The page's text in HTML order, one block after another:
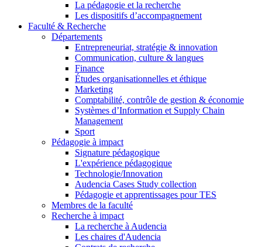
La pédagogie et la recherche
Les dispositifs d’accompagnement
Faculté & Recherche
Départements
Entrepreneuriat, stratégie & innovation
Communication, culture & langues
Finance
Études organisationnelles et éthique
Marketing
Comptabilité, contrôle de gestion & économie
Systèmes d’Information et Supply Chain
Management
Sport
Pédagogie à impact
Signature pédagogique
L'expérience pédagogique
Technologie/Innovation
Audencia Cases Study collection
Pédagogie et apprentissages pour TES
Membres de la faculté
Recherche à impact
La recherche à Audencia
Les chaires d'Audencia